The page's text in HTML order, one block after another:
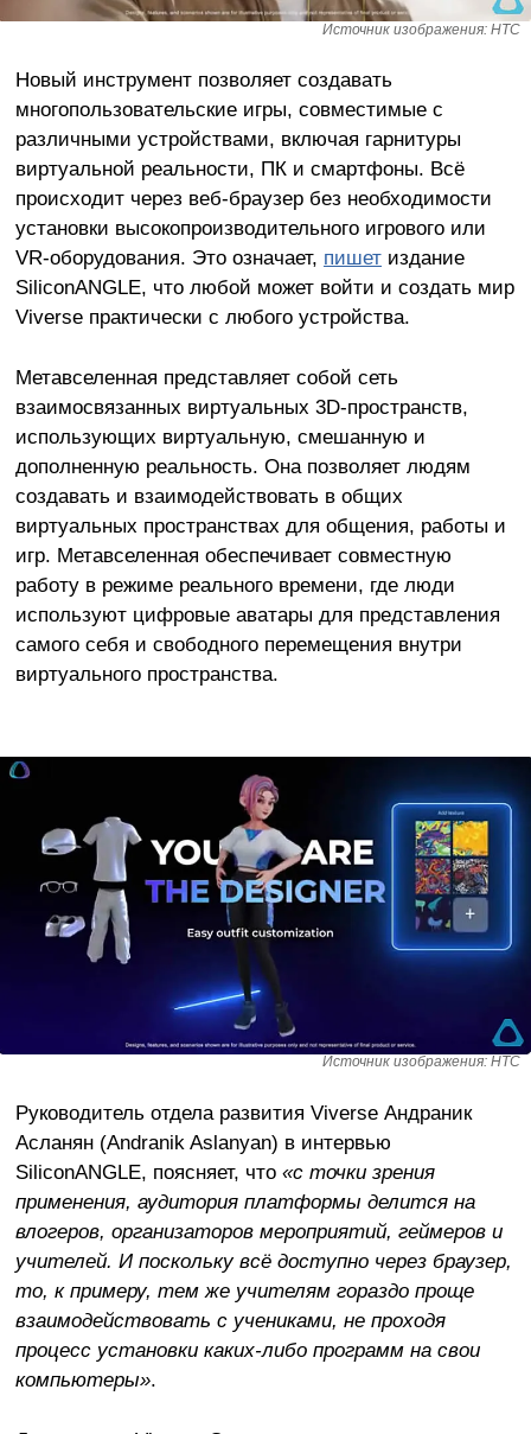
Источник изображения: HTC
Новый инструмент позволяет создавать
многопользовательские игры, совместимые с
различными устройствами, включая гарнитуры
виртуальной реальности, ПК и смартфоны. Всё
происходит через веб-браузер без необходимости
установки высокопроизводительного игрового или
VR-оборудования. Это означает, пишетиздание
SiliconANGLE, что любой может войти и создать мир
Viverse практически с любого устройства.
Метавселенная представляет собой сеть
взаимосвязанных виртуальных 3D-пространств,
использующих виртуальную, смешанную и
дополненную реальность. Она позволяет людям
создавать и взаимодействовать в общих
виртуальных пространствах для общения, работы и
игр. Метавселенная обеспечивает совместную
работу в режиме реального времени, где люди
используют цифровые аватары для представления
самого себя и свободного перемещения внутри
виртуального пространства.
Источник изображения: HTC
Руководитель отдела развития Viverse Андраник
Асланян (Andranik Aslanyan) в интервью
SiliconANGLE, поясняет, что «с точки зрения
применения, аудитория платформы делится на
влогеров, организаторов мероприятий, геймеров и
учителей. И поскольку всё доступно через браузер,
то, к примеру, тем же учителям гораздо проще
взаимодействовать с учениками, не проходя
процесс установки каких-либо программ на свои
компьютеры».